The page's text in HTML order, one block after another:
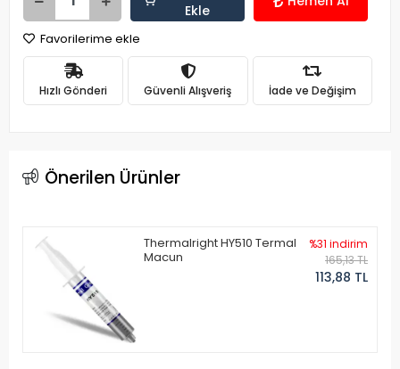
Ekle
Favorilerime ekle
Hızlı Gönderi Güvenli Alışveriş İade ve Değişim
Önerilen Ürünler
Thermalright HY510 Termal
Macun
%31 indirim
165,13 TL
113,88 TL